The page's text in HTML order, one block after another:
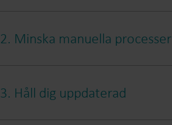
2. Minska manuella processer
3. Håll dig uppdaterad